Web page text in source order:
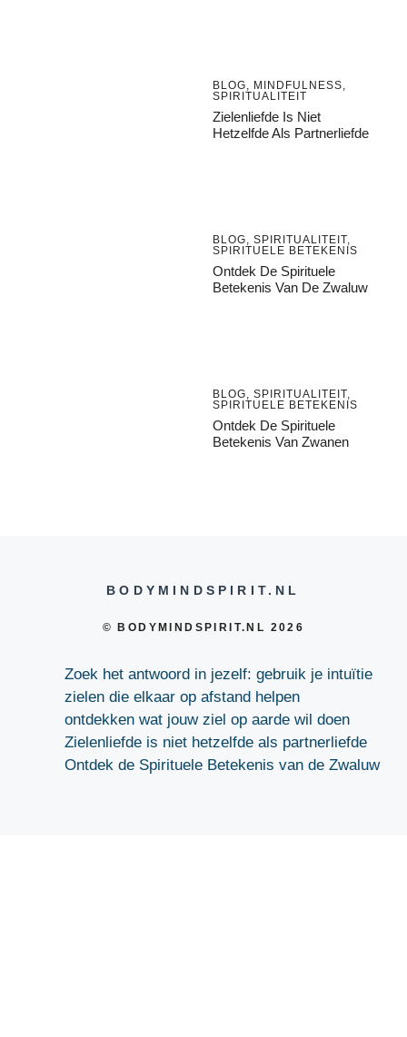
BLOG, MINDFULNESS,
SPIRITUALITEIT
Zielenliefde Is Niet
Hetzelfde Als Partnerliefde
BLOG, SPIRITUALITEIT,
SPIRITUELE BETEKENIS
Ontdek De Spirituele
Betekenis Van De Zwaluw
BLOG, SPIRITUALITEIT,
SPIRITUELE BETEKENIS
Ontdek De Spirituele
Betekenis Van Zwanen
BODYMINDSPIRIT.NL
© BODYMINDSPIRIT.NL 2026
Zoek het antwoord in jezelf: gebruik je intuïtie
zielen die elkaar op afstand helpen
ontdekken wat jouw ziel op aarde wil doen
Zielenliefde is niet hetzelfde als partnerliefde
Ontdek de Spirituele Betekenis van de Zwaluw